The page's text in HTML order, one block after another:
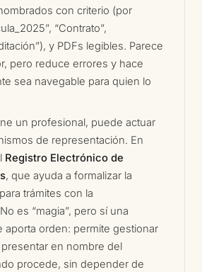
con criterio (por
“Contrato”,
y PDFs legibles. Parece
pero reduce errores y hace
sea navegable para quien lo
un profesional, puede actuar
de representación. En
Registro Electrónico de
, que ayuda a formalizar la
trámites con la
es “magia”, pero sí una
aporta orden: permite gestionar
en nombre del
procede, sin depender de